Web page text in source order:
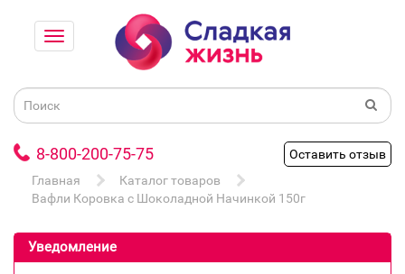
8-800-200-75-75
Оставить отзыв
Главная
Каталог товаров
Вафли Коровка с Шоколадной Начинкой 150г
Уведомление